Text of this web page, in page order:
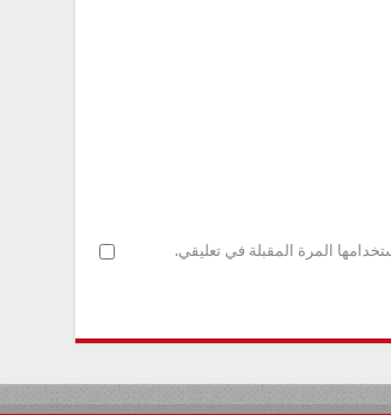
المرة المقبلة في تعليقي.